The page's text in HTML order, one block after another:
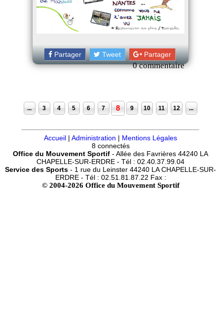
Partager Tweet Partager
0 commentaire
... 3 4 5 6 7 8 9 10 11 12 ...
Accueil | Administration | Mentions Légales
8 connectés
Office du Mouvement Sportif - Allée des Favrières 44240 LA
CHAPELLE-SUR-ERDRE - Tél : 02.40.37.99.04
Service des Sports - 1 rue du Leinster 44240 LA CHAPELLE-SUR-
ERDRE - Tél : 02.51.81.87.22 Fax :
© 2004-2026 Office du Mouvement Sportif